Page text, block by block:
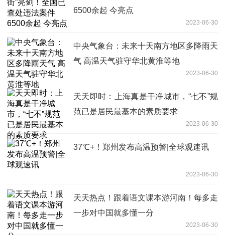
6500余起 今亮点
2023-06-30
中央气象台：未来十天南方地区多降雨天
气 高温天气驻守华北黄淮等地
2023-06-30
天天即时：上海真是干净城市，“七不”规
范已是居民最基本的素质要求
2023-06-30
37℃+！郑州发布高温预警|全球观速讯
2023-06-30
天天热点！跟着语文课本游河南！每多走
一步对中国就多懂一分
2023-06-30